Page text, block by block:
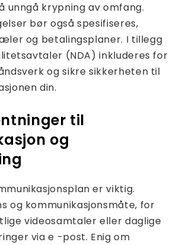
unngå krypning av omfang.
bør også spesifiseres,
og betalingsplaner. I tillegg
(NDA) inkluderes for
og sikre sikkerheten til
din.
til
og
er viktig.
og kommunikasjonsmåte, for
videosamtaler eller daglige
via e -post. Enig om